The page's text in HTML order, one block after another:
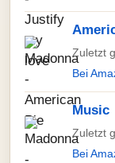
Zuletzt
Bei
Music
Zuletzt
Bei